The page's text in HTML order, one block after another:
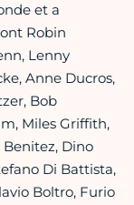
et a
Robin
Lenny
Anne Ducros,
Bob
Miles Griffith,
Dino
Di Battista,
Boltro, Furio